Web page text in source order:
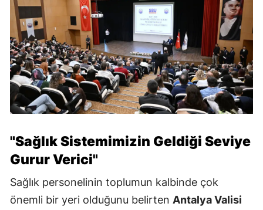
"Sağlık Sistemimizin Geldiği Seviye
Gurur Verici"
Sağlık personelinin toplumun kalbinde çok
önemli bir yeri olduğunu belirten Antalya Valisi